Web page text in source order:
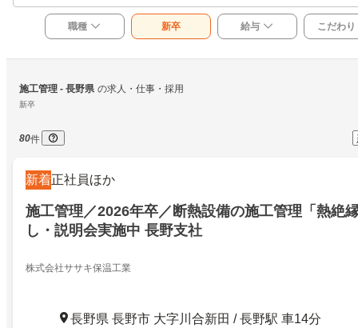
職種 新卒 給与 こだわり
施工管理 - 長野県 の求人・仕事・採用
新卒
80件
新着正社員ほか
施工管理／2026年卒／断熱設備の施工管理「熱絶
し・説明会実施中 長野支社
株式会社ササキ保温工業
長野県 長野市 大字川合新田 / 長野駅 車14分